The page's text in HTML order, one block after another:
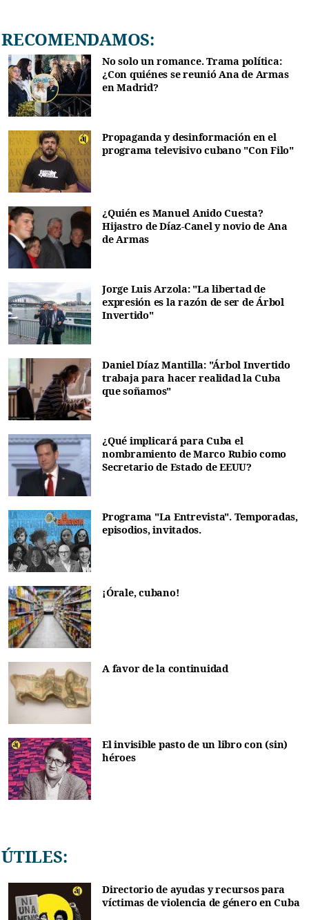
RECOMENDAMOS:
No solo un romance. Trama política:
¿Con quiénes se reunió Ana de Armas
en Madrid?
Propaganda y desinformación en el
programa televisivo cubano "Con Filo"
¿Quién es Manuel Anido Cuesta?
Hijastro de Díaz-Canel y novio de Ana
de Armas
Jorge Luis Arzola: "La libertad de
expresión es la razón de ser de Árbol
Invertido"
Daniel Díaz Mantilla: "Árbol Invertido
trabaja para hacer realidad la Cuba
que soñamos"
¿Qué implicará para Cuba el
nombramiento de Marco Rubio como
Secretario de Estado de EEUU?
Programa "La Entrevista". Temporadas,
episodios, invitados.
¡Órale, cubano!
A favor de la continuidad
El invisible pasto de un libro con (sin)
héroes
ÚTILES:
Directorio de ayudas y recursos para
víctimas de violencia de género en Cuba